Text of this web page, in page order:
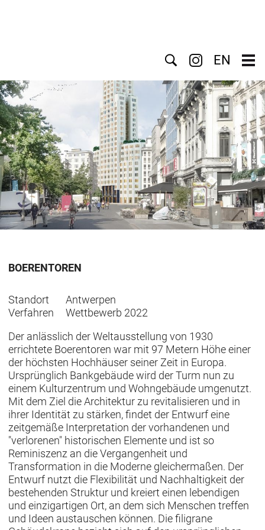
Suche EN
BOERENTOREN
Standort
Antwerpen
Verfahren
Wettbewerb 2022
Der anlässlich der Weltausstellung von 1930
errichtete Boerentoren war mit 97 Metern Höhe einer
der höchsten Hochhäuser seiner Zeit in Europa.
Ursprünglich Bankgebäude wird der Turm nun zu
einem Kulturzentrum und Wohngebäude umgenutzt.
Mit dem Ziel die Architektur zu revitalisieren und in
ihrer Identität zu stärken, findet der Entwurf eine
zeitgemäße Interpretation der vorhandenen und
"verlorenen" historischen Elemente und ist so
Reminiszenz an die Vergangenheit und
Transformation in die Moderne gleichermaßen. Der
Entwurf nutzt die Flexibilität und Nachhaltigkeit der
bestehenden Struktur und kreiert einen lebendigen
und einzigartigen Ort, an dem sich Menschen treffen
und Ideen austauschen können. Die filigrane